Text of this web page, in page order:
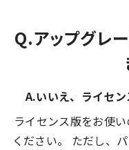
Q.アップグレ
A.いいえ、ライセン
ライセンス版をお使
ください。 ただし、